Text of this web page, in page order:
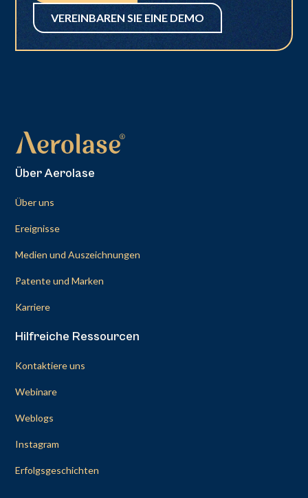
VEREINBAREN SIE EINE DEMO
Über Aerolase
Über uns
Ereignisse
Medien und Auszeichnungen
Patente und Marken
Karriere
Hilfreiche Ressourcen
Kontaktiere uns
Webinare
Weblogs
Instagram
Erfolgsgeschichten